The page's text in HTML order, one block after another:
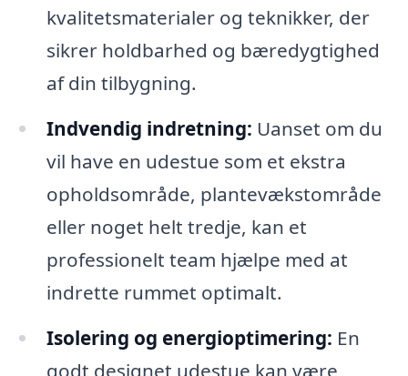
kvalitetsmaterialer og teknikker, der
sikrer holdbarhed og bæredygtighed
af din tilbygning.
Indvendig indretning: Uanset om du
vil have en udestue som et ekstra
opholdsområde, plantevækstområde
eller noget helt tredje, kan et
professionelt team hjælpe med at
indrette rummet optimalt.
Isolering og energioptimering: En
godt designet udestue kan være